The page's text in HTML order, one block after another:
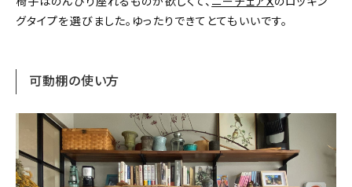
グタイプを選びました。ゆったりできてとてもいいです。
可動棚の使い方